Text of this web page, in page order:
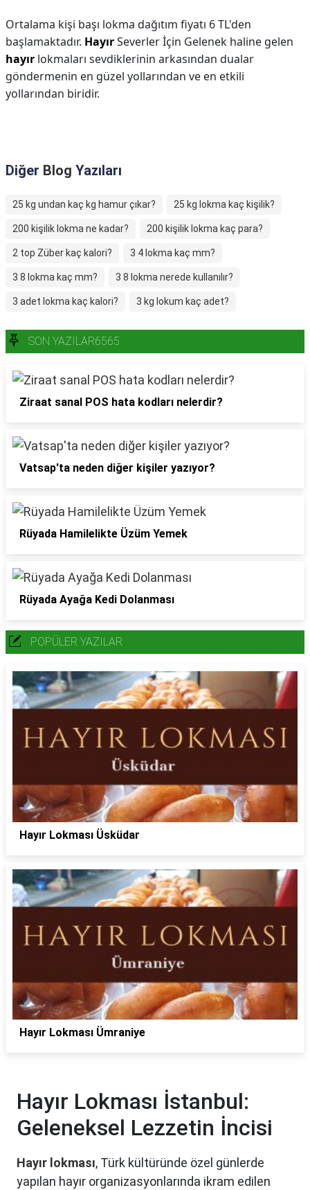
Ortalama kişi başı lokma dağıtım fiyatı 6 TL'den
başlamaktadır. HayırSeverler İçin Gelenek haline gelen
hayır lokmaları sevdiklerinin arkasından dualar
göndermenin en güzel yollarından ve en etkili
yollarından biridir.
Diğer Blog Yazıları
25 kg undan kaç kg hamur çıkar? 25 kg lokma kaç kişilik?
200 kişilik lokma ne kadar? 200 kişilik lokma kaç para?
2 top Züber kaç kalori? 3 4 lokma kaç mm?
3 8 lokma kaç mm? 3 8 lokma nerede kullanılır?
3 adet lokma kaç kalori? 3 kg lokum kaç adet?
SON YAZILAR6565
Ziraat sanal POS hata kodları nelerdir?
Vatsap'ta neden diğer kişiler yazıyor?
Rüyada Hamilelikte Üzüm Yemek
Rüyada Ayağa Kedi Dolanması
POPÜLER YAZILAR
Hayır Lokması Üsküdar
Hayır Lokması Ümraniye
Hayır Lokması İstanbul:
Geleneksel Lezzetin İncisi
Hayır lokması, Türk kültüründe özel günlerde
yapılan hayır organizasyonlarında ikram edilen